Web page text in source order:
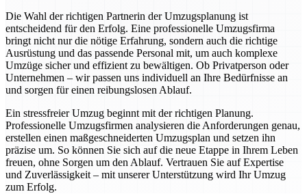
Die Wahl der richtigen Partnerin der Umzugsplanung ist
entscheidend für den Erfolg. Eine professionelle Umzugsfirma
bringt nicht nur die nötige Erfahrung, sondern auch die richtige
Ausrüstung und das passende Personal mit, um auch komplexe
Umzüge sicher und effizient zu bewältigen. Ob Privatperson oder
Unternehmen – wir passen uns individuell an Ihre Bedürfnisse an
und sorgen für einen reibungslosen Ablauf.
Ein stressfreier Umzug beginnt mit der richtigen Planung.
Professionelle Umzugsfirmen analysieren die Anforderungen genau,
erstellen einen maßgeschneiderten Umzugsplan und setzen ihn
präzise um. So können Sie sich auf die neue Etappe in Ihrem Leben
freuen, ohne Sorgen um den Ablauf. Vertrauen Sie auf Expertise
und Zuverlässigkeit – mit unserer Unterstützung wird Ihr Umzug
zum Erfolg.